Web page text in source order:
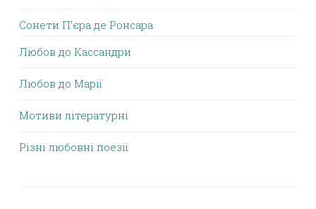
Сонети П’єра де Ронсара
Любов до Кассандри
Любов до Марії
Мотиви літературні
Різні любовні поезії